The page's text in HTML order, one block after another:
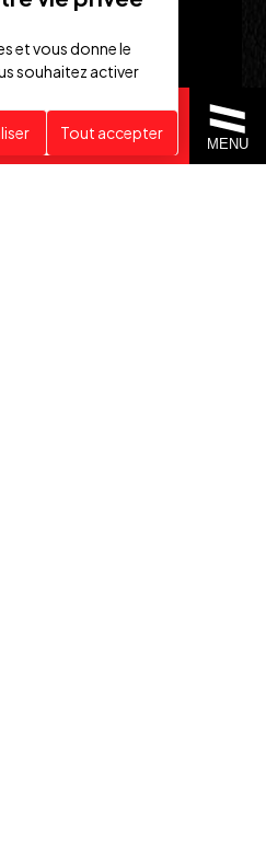
MENU
IMPORTATION EUROPE
SUISSE ET ÉTATS-UNIS
et vous donne le
souhaitez activer
Tout accepter